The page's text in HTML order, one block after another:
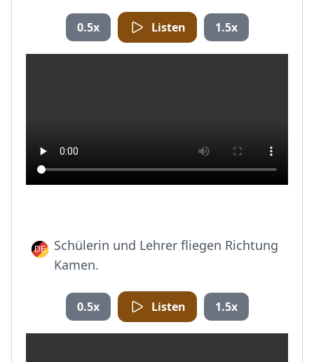
0.5x Listen 1.5x
Schülerin und Lehrer fliegen Richtung
Kamen.
0.5x Listen 1.5x